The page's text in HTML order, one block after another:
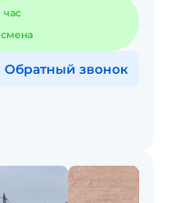
час
смена
Обратный звонок